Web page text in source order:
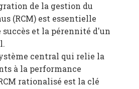
de la gestion du
(RCM) est essentielle
et la pérennité d'un
central qui relie la
à la performance
rationalisé est la clé